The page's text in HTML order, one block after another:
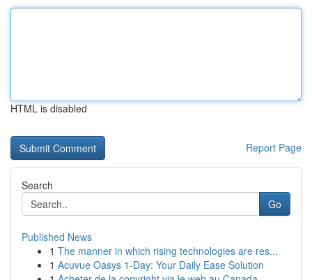
HTML is disabled
Report Page
Search
Go
Published News
1 The manner in which rising technologies are res...
1 Acuvue Oasys 1-Day: Your Daily Ease Solution